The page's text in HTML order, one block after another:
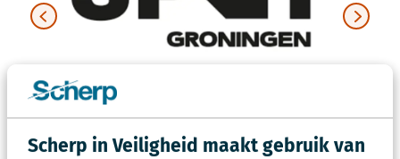
Scherp in Veiligheid maakt gebruik van